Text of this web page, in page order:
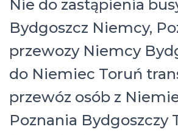
Nie do zastąpienia
Bydgoszcz Niemcy,
przewozy Niemcy
do Niemiec Toruń
przewóz osób z
Poznania Bydgoszczy